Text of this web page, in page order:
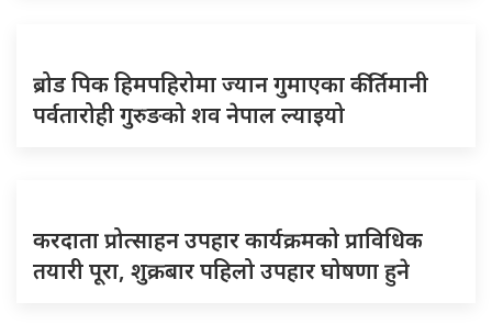
ब्रोड पिक हिमपहिरोमा ज्यान गुमाएका कीर्तिमानी
पर्वतारोही गुरुङको शव नेपाल ल्याइयो
करदाता प्रोत्साहन उपहार कार्यक्रमको प्राविधिक
तयारी पूरा, शुक्रबार पहिलो उपहार घोषणा हुने